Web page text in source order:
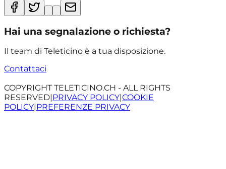
Hai una segnalazione o richiesta?
Il team di Teleticino è a tua disposizione.
Contattaci
COPYRIGHT TELETICINO.CH - ALL RIGHTS
RESERVED|PRIVACY POLICY|COOKIE
POLICY|PREFERENZE PRIVACY